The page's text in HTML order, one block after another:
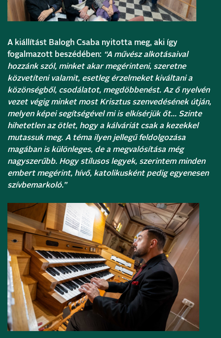
A kiállítást Balogh Csaba nyitotta meg, aki így
fogalmazott beszédében: “A művész alkotásaival
hozzánk szól, minket akar megérinteni, szeretne
közvetíteni valamit, esetleg érzelmeket kiváltani a
közönségből, csodálatot, megdöbbenést. Az ő nyelvén
vezet végig minket most Krisztus szenvedésének útján,
melyen képei segítségével mi is elkísérjük őt… Szinte
hihetetlen az ötlet, hogy a kálváriát csak a kezekkel
mutassuk meg. A téma ilyen jellegű feldolgozása
magában is különleges, de a megvalósítása még
nagyszerűbb. Hogy stílusos legyek, szerintem minden
embert megérint, hívő, katolikusként pedig egyenesen
szívbemarkoló.”